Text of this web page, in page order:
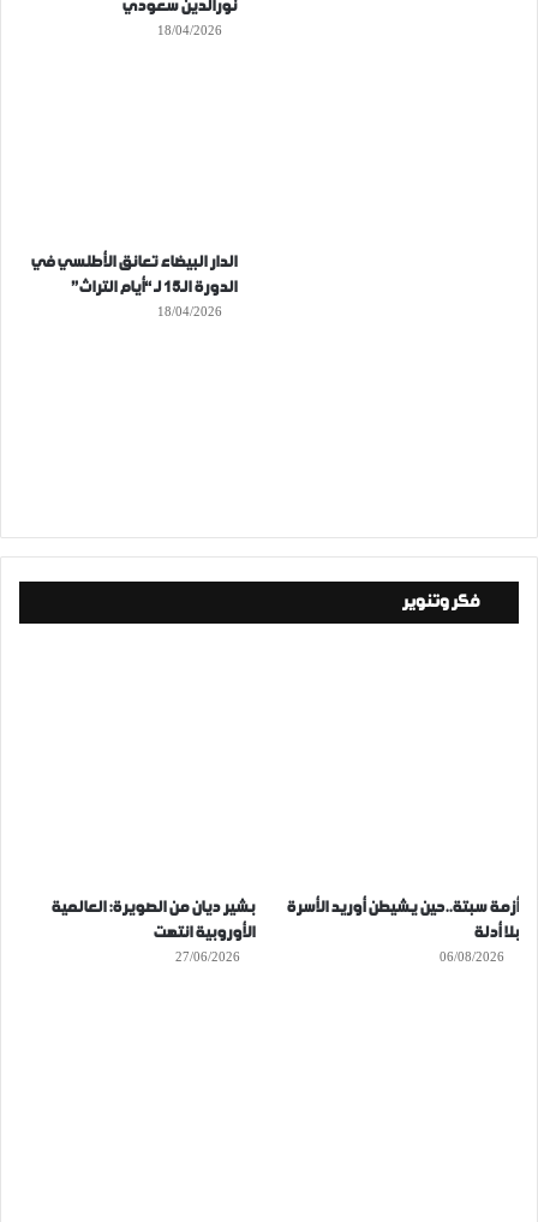
نورالدين سعودي
18/04/2026
الدار البيضاء تعانق الأطلسي في
الدورة الـ15 لـ “أيام التراث”
18/04/2026
فكر وتنوير
أزمة سبتة..حين يشيطن أوريد الأسرة
بلا أدلة
06/08/2026
بشير ديان من الصويرة: العالمية
الأوروبية انتهت
27/06/2026